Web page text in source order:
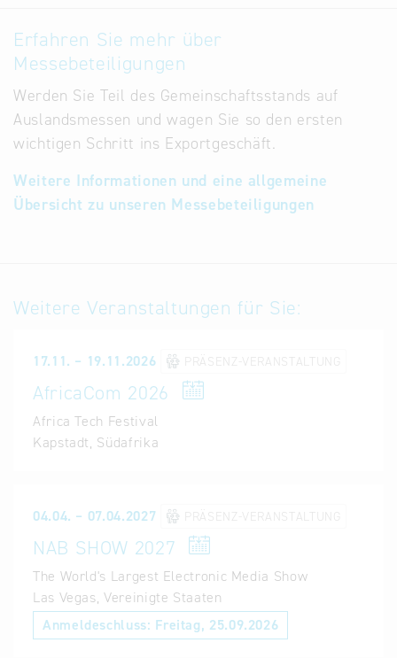
Erfahren Sie mehr über
Messebeteiligungen
Werden Sie Teil des Gemeinschaftsstands auf
Auslandsmessen und wagen Sie so den ersten
wichtigen Schritt ins Exportgeschäft.
Weitere Informationen und eine allgemeine
Übersicht zu unseren Messebeteiligungen
Weitere Veranstaltungen für Sie:
17.11. – 19.11.2026 PRÄSENZ-VERANSTALTUNG
AfricaCom 2026
Africa Tech Festival
Kapstadt, Südafrika
04.04. – 07.04.2027 PRÄSENZ-VERANSTALTUNG
NAB SHOW 2027
The World's Largest Electronic Media Show
Las Vegas, Vereinigte Staaten
Anmeldeschluss: Freitag, 25.09.2026